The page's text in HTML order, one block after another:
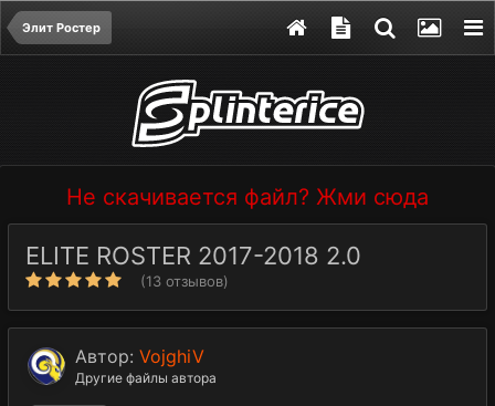
Элит Ростер
Не скачивается файл? Жми сюда
ELITE ROSTER 2017-2018 2.0
(13 отзывов)
Автор: VojghiV
Другие файлы автора